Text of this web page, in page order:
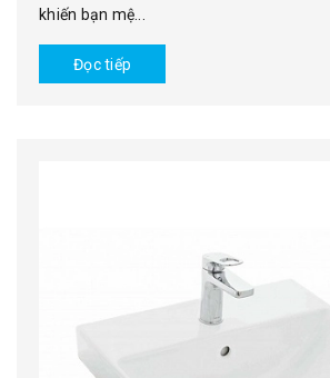
khiến bạn mệ...
Đọc tiếp